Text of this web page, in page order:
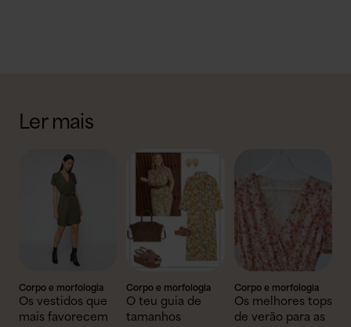
Ler mais
Corpo e morfologia
Os vestidos que
mais favorecem
Corpo e morfologia
O teu guia de
tamanhos
Corpo e morfologia
Os melhores tops
de verão para as